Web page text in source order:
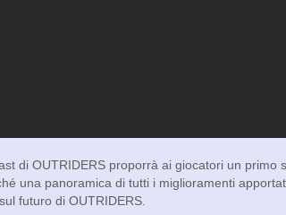
di OUTRIDERS proporrà ai giocatori un
una panoramica di tutti i miglioramenti
futuro di OUTRIDERS.